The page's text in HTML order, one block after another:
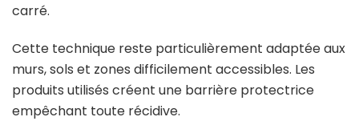
carré.
Cette technique reste particulièrement adaptée aux
murs, sols et zones difficilement accessibles. Les
produits utilisés créent une barrière protectrice
empêchant toute récidive.